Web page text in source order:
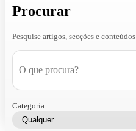
Procurar
Pesquise artigos, secções e conteúdos
Categoria: